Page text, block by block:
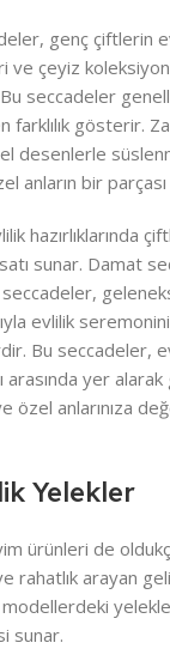
genç çiftlerin
ve çeyiz
seccadeler
farklılık gösterir.
desenlerle
anların bir
hazırlıklarında
sunar. Damat
evlilik
Bu seccadeler,
arasında yer
özel anlarınıza
Yelekler
ürünleri de
ve rahatlık arayan
sunar.